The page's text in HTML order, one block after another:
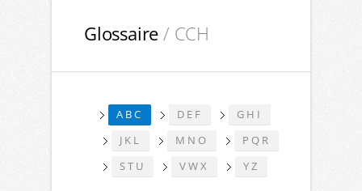
Glossaire / CCH
ABC DEF
GHI
JKL
MNO
PQR
STU
VWX YZ